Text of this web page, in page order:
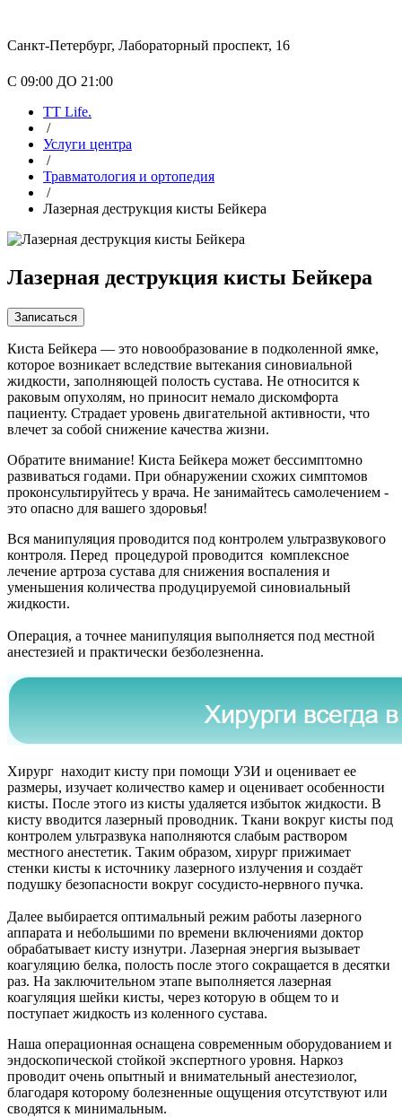
Санкт-Петербург, Лабораторный проспект, 16
С 09:00 ДО 21:00
TT Life.
/
Услуги центра
/
Травматология и ортопедия
/
Лазерная деструкция кисты Бейкера
Лазерная деструкция кисты Бейкера
Записаться
Киста Бейкера — это новообразование в подколенной ямке,
которое возникает вследствие вытекания синовиальной
жидкости, заполняющей полость сустава. Не относится к
раковым опухолям, но приносит немало дискомфорта
пациенту. Страдает уровень двигательной активности, что
влечет за собой снижение качества жизни.
Обратите внимание! Киста Бейкера может бессимптомно
развиваться годами. При обнаружении схожих симптомов
проконсультируйтесь у врача. Не занимайтесь самолечением -
это опасно для вашего здоровья!
Вся манипуляция проводится под контролем ультразвукового
контроля. Перед процедурой проводится комплексное
лечение артроза сустава для снижения воспаления и
уменьшения количества продуцируемой синовиальный
жидкости.
Операция, а точнее манипуляция выполняется под местной
анестезией и практически безболезненна.
Хирург находит кисту при помощи УЗИ и оценивает ее
размеры, изучает количество камер и оценивает особенности
кисты. После этого из кисты удаляется избыток жидкости. В
кисту вводится лазерный проводник. Ткани вокруг кисты под
контролем ультразвука наполняются слабым раствором
местного анестетик. Таким образом, хирург прижимает
стенки кисты к источнику лазерного излучения и создаёт
подушку безопасности вокруг сосудисто-нервного пучка.
Далее выбирается оптимальный режим работы лазерного
аппарата и небольшими по времени включениями доктор
обрабатывает кисту изнутри. Лазерная энергия вызывает
коагуляцию белка, полость после этого сокращается в десятки
раз. На заключительном этапе выполняется лазерная
коагуляция шейки кисты, через которую в общем то и
поступает жидкость из коленного сустава.
Наша операционная оснащена современным оборудованием и
эндоскопической стойкой экспертного уровня. Наркоз
проводит очень опытный и внимательный анестезиолог,
благодаря которому болезненные ощущения отсутствуют или
сводятся к минимальным.